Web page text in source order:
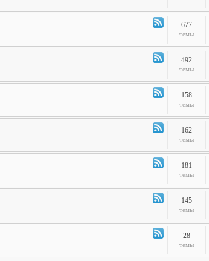
Канал
-
677
темы
Канал
-
Жизнь
492
темы
Канал
-
158
темы
Канал
-
162
темы
Канал
-
Time2Burn
181
темы
Канал
-
Галопом
145
темы
Канал
-
28
темы